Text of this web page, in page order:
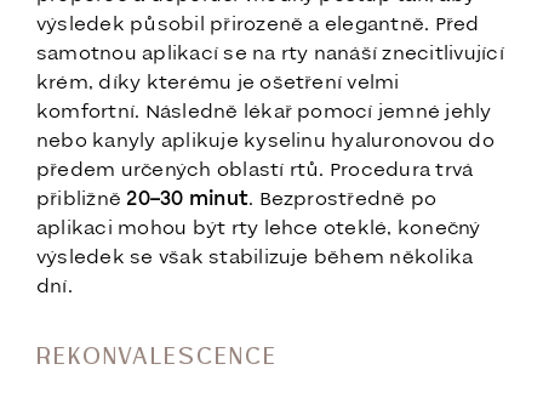
výsledek působil přirozeně a elegantně. Před
samotnou aplikací se na rty nanáší znecitlivující
krém, díky kterému je ošetření velmi
komfortní. Následně lékař pomocí jemné jehly
nebo kanyly aplikuje kyselinu hyaluronovou do
předem určených oblastí rtů. Procedura trvá
přibližně 20–30 minut. Bezprostředně po
aplikaci mohou být rty lehce oteklé, konečný
výsledek se však stabilizuje během několika
dní.
REKONVALESCENCE